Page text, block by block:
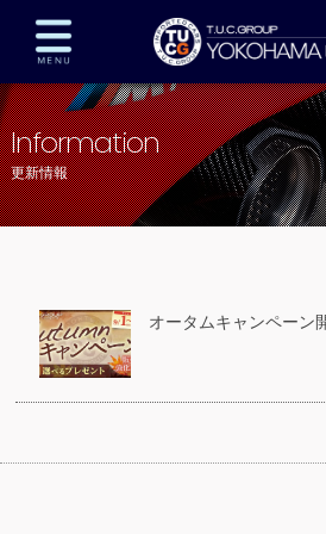
在庫車両情報 保証&サービス
TUCとは？ 店舗情報
全国納車 特別作業
プライバシーポリシー
Information
更新情報
オータムキャンペーン